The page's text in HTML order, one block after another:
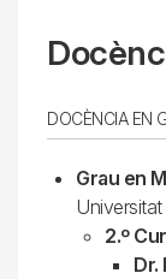
DOCÈNCIA EN
Grau en
2.º
Dr.